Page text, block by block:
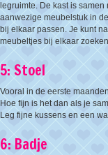
legruimte. De kast is
aanwezige meubelstuk in
bij elkaar passen. Je kunt
meubeltjes bij elkaar
5: Stoel
Vooral in de eerste
Hoe fijn is het dan als je
Leg fijne kussens en een
6: Badje